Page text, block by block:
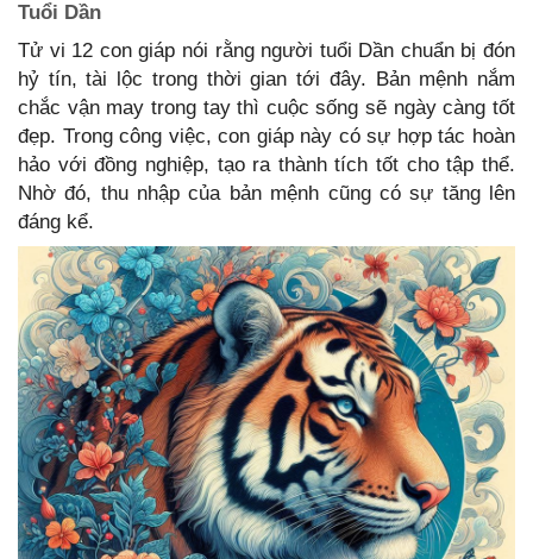
Tuổi Dần
Tử vi 12 con giáp nói rằng người tuổi Dần chuẩn bị đón
hỷ tín, tài lộc trong thời gian tới đây. Bản mệnh nắm
chắc vận may trong tay thì cuộc sống sẽ ngày càng tốt
đẹp. Trong công việc, con giáp này có sự hợp tác hoàn
hảo với đồng nghiệp, tạo ra thành tích tốt cho tập thể.
Nhờ đó, thu nhập của bản mệnh cũng có sự tăng lên
đáng kể.